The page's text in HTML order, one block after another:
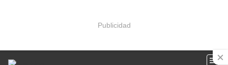
Publicidad